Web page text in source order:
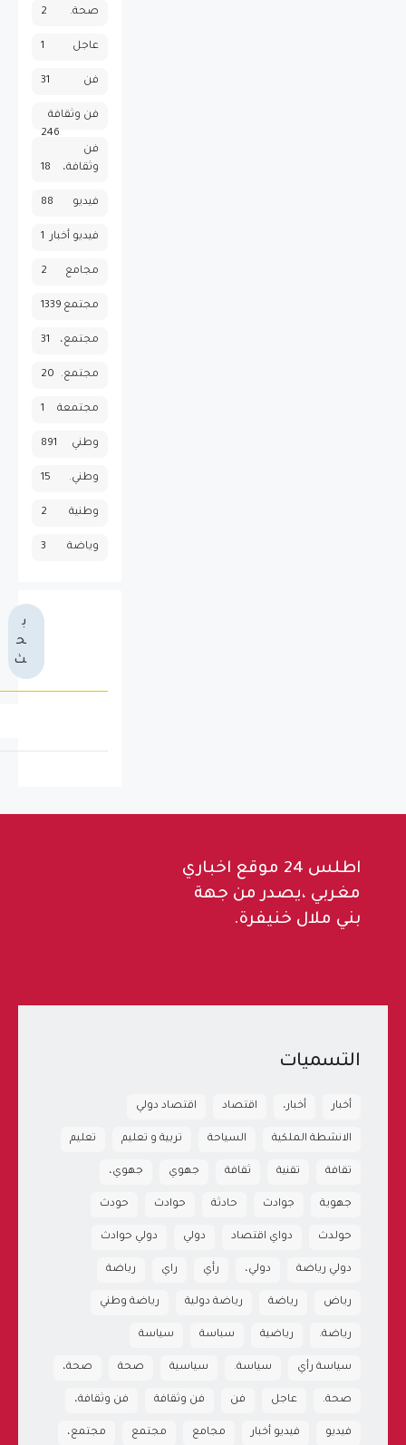
صحة. 2
عاجل 1
فن 31
فن وثقافة
246
فن
وثقافة،
18
فيديو 88
فيديو أخبار 1
مجامع 2
مجتمع 1339
مجتمع، 31
مجتمع. 20
مجتمعة 1
وطني 891
وطني. 15
وطنية 2
وياضة 3
ب
ح
ث
اطلس 24 موقع اخباري
مغربي ،يصدر من جهة
بني ملال خنيفرة.
التسميات
أخبار أخبار، اقتصاد اقتصاد دولي
الانشطة الملكية السياحة تربية و تعليم تعليم
تقافة تقنية ثقافة جهوي جهوي،
جهوية جوادث حادثة حوادث حودث
حولدث دواي اقتصاد دولي دولي حوادث
دولي رياضة دولي، رأي راي رباضة
رياض رياضة رياضة دولية رياضة وطني
رياضة. رياضية سباسة سياسة
سياسة رأي سياسة. سياسية صحة صحة،
صحة. عاجل فن فن وثقافة فن وثقافة،
فيديو فيديو أخبار مجامع مجتمع مجتمع،